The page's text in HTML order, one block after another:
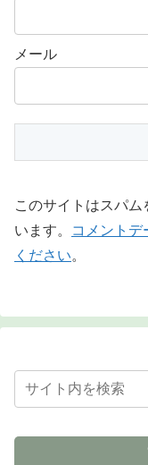
メール
このサイトはスパ
います。
コメントデ
ください。